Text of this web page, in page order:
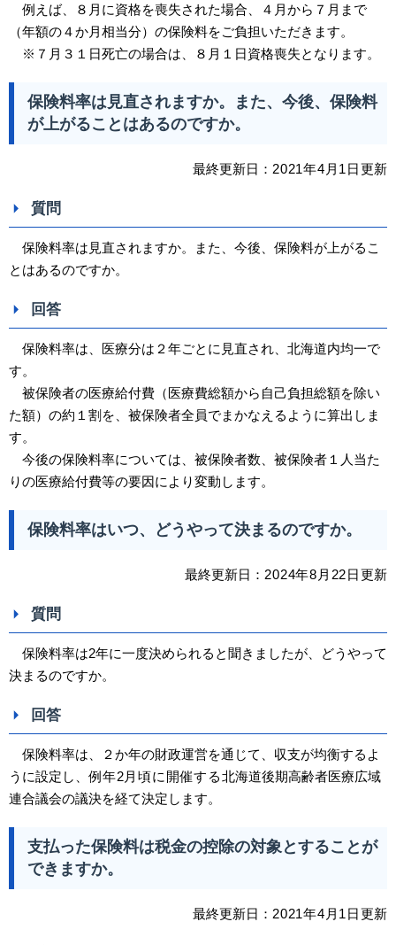
例えば、８月に資格を喪失された場合、４月から７月まで
（年額の４か月相当分）の保険料をご負担いただきます。
※７月３１日死亡の場合は、８月１日資格喪失となります。
保険料率は見直されますか。また、今後、保険料
が上がることはあるのですか。
最終更新日： 2021年4 月1日更新
質問
保険料率は見直されますか。また、今後、保険料が上がるこ
とはあるのですか。
回答
保険料率は、医療分は２年ごとに見直され、北海道内均一で
す。
被保険者の医療給付費（医療費総額から自己負担総額を除い
た額）の約１割を、被保険者全員でまかなえるように算出しま
す。
今後の保険料率については、被保険者数、被保険者１人当た
りの医療給付費等の要因により変動します。
保険料率はいつ、どうやって決まるのですか。
最終更新日： 2024年8 月22日更新
質問
保険料率は2年に一度決められると聞きましたが、どうやって
決まるのですか。
回答
保険料率は、２か年の財政運営を通じて、収支が均衡するよ
うに設定し、 例年2月頃に開催する北海道後期高齢者医療広域
連合議会の議決を経て決定します。
支払った保険料は税金の控除の対象とすることが
できますか。
最終更新日： 2021年4 月1日更新